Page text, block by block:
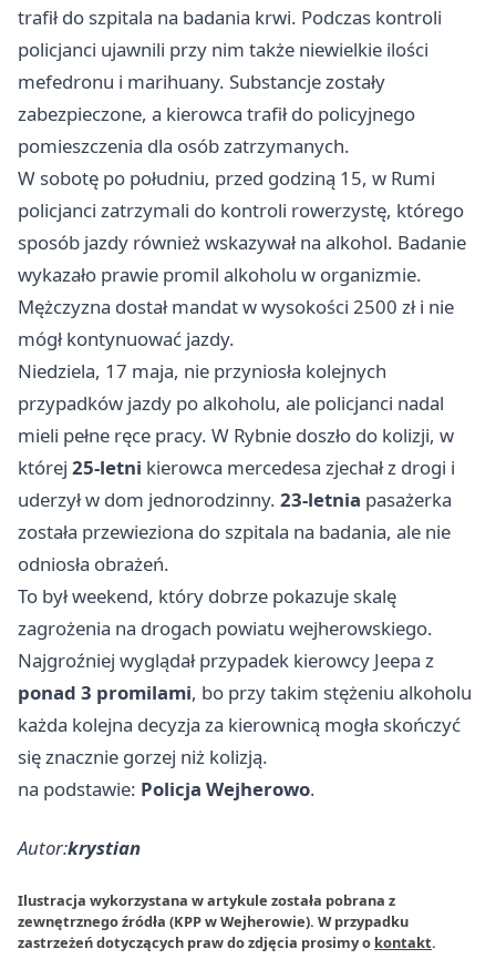
trafił do szpitala na badania krwi. Podczas kontroli
policjanci ujawnili przy nim także niewielkie ilości
mefedronu i marihuany. Substancje zostały
zabezpieczone, a kierowca trafił do policyjnego
pomieszczenia dla osób zatrzymanych.
W sobotę po południu, przed godziną 15, w Rumi
policjanci zatrzymali do kontroli rowerzystę, którego
sposób jazdy również wskazywał na alkohol. Badanie
wykazało prawie promil alkoholu w organizmie.
Mężczyzna dostał mandat w wysokości 2500 zł i nie
mógł kontynuować jazdy.
Niedziela, 17 maja, nie przyniosła kolejnych
przypadków jazdy po alkoholu, ale policjanci nadal
mieli pełne ręce pracy. W Rybnie doszło do kolizji, w
której 25-letni kierowca mercedesa zjechał z drogi i
uderzył w dom jednorodzinny. 23-letnia pasażerka
została przewieziona do szpitala na badania, ale nie
odniosła obrażeń.
To był weekend, który dobrze pokazuje skalę
zagrożenia na drogach powiatu wejherowskiego.
Najgroźniej wyglądał przypadek kierowcy Jeepa z
ponad 3 promilami, bo przy takim stężeniu alkoholu
każda kolejna decyzja za kierownicą mogła skończyć
się znacznie gorzej niż kolizją.
na podstawie: Policja Wejherowo.
Autor:krystian
Ilustracja wykorzystana w artykule została pobrana z
zewnętrznego źródła (KPP w Wejherowie). W przypadku
zastrzeżeń dotyczących praw do zdjęcia prosimy o kontakt.